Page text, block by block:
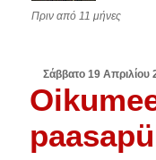
Πριν από 11 μήνες
Σάββατο 19 Απριλίου